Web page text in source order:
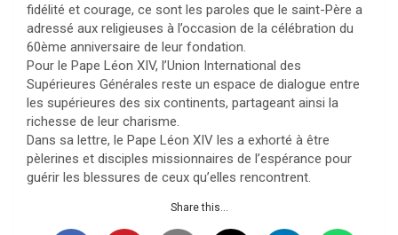
fidélité et courage, ce sont les paroles que le saint-Père a
adressé aux religieuses à l’occasion de la célébration du
60ème anniversaire de leur fondation.
Pour le Pape Léon XIV, l’Union International des
Supérieures Générales reste un espace de dialogue entre
les supérieures des six continents, partageant ainsi la
richesse de leur charisme.
Dans sa lettre, le Pape Léon XIV les a exhorté à être
pèlerines et disciples missionnaires de l’espérance pour
guérir les blessures de ceux qu’elles rencontrent.
Share this...